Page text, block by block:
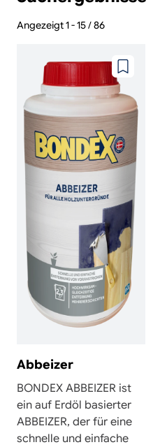
Angezeigt 1 - 15 / 86
Zu
hinzufügen
Abbeizer
BONDEX ABBEIZER ist
ein auf Erdöl basierter
ABBEIZER, der für eine
schnelle und einfache